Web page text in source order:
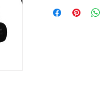
av er beställning.